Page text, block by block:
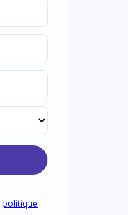
politique